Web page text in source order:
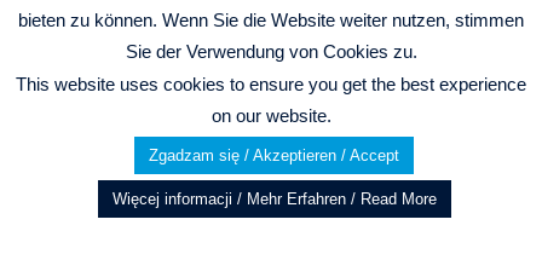
czysciwa-kobra.pl
© 2026 Kobra Sp.j. -Polityka Prywatności
Website byGillen Design
bieten zu können. Wenn Sie die Website weiter nutzen, stimmen
Sie der Verwendung von Cookies zu.
This website uses cookies to ensure you get the best experience
on our website.
Zgadzam się / Akzeptieren / Accept
Więcej informacji / Mehr Erfahren / Read More